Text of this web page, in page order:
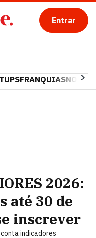
Entrar
FRANQUIAS
2026:
até 30 de
inscrever
indicadores